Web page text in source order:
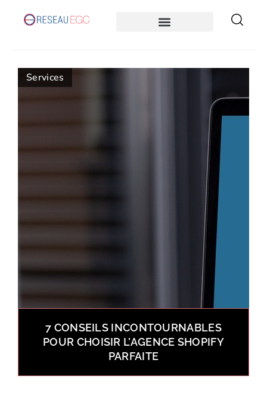
Services
7 CONSEILS INCONTOURNABLES
POUR CHOISIR L’AGENCE SHOPIFY
PARFAITE